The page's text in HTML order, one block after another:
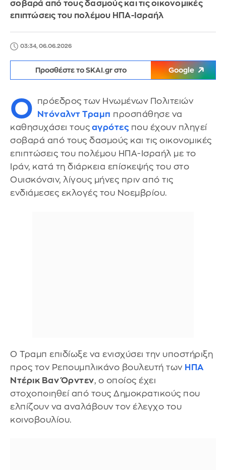
σοβαρά από τους δασμούς και τις οικονομικές
επιπτώσεις του πολέμου ΗΠΑ-Ισραήλ
03:34, 06.06.2026
Προσθέστε το SKAI.gr στο Google
Ο
πρόεδρος των Ηνωμένων Πολιτειών
Ντόναλντ Τραμπ προσπάθησε να
καθησυχάσει τους αγρότες που έχουν πληγεί
σοβαρά από τους δασμούς και τις οικονομικές
επιπτώσεις του πολέμου ΗΠΑ-Ισραήλ με το
Ιράν, κατά τη διάρκεια επίσκεψής του στο
Ουισκόνσιν, λίγους μήνες πριν από τις
ενδιάμεσες εκλογές του Νοεμβρίου.
Ο Τραμπ επιδίωξε να ενισχύσει την υποστήριξη
προς τον Ρεπουμπλικάνο βουλευτή των ΗΠΑ
Ντέρικ Βαν Όρντεν, ο οποίος έχει
στοχοποιηθεί από τους Δημοκρατικούς που
ελπίζουν να αναλάβουν τον έλεγχο του
κοινοβουλίου.